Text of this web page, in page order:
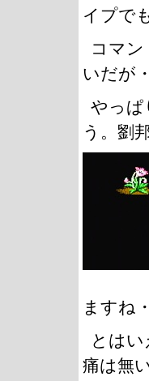
イプで
コマ
いだが
やっぱ
う。劉
ますね
とは
痛は無